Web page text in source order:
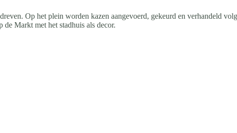
Op het plein worden kazen aangevoerd, gekeurd en verhandeld
Markt met het stadhuis als decor.